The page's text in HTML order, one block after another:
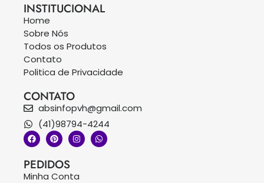
INSTITUCIONAL
Home
Sobre Nós
Todos os Produtos
Contato
Politica de Privacidade
CONTATO
absinfopvh@gmail.com
(41)98794-4244
PEDIDOS
Minha Conta